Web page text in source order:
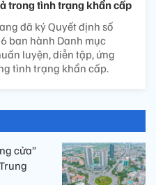
trong tình trạng khẩn cấp
đã ký Quyết định số
ban hành Danh mục
luyện, diễn tập, ứng
tình trạng khẩn cấp.
cửa”